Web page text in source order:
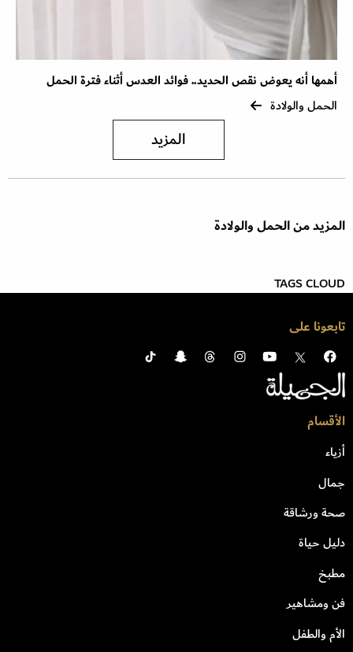
أهمها أنه يعوض نقص الحديد.. فوائد العدس أثناء فترة الحمل
الحمل والولادة
المزيد
المزيد من الحمل والولادة
TAGS CLOUD
تابعونا على
الأقسام
أزياء
جمال
صحة ورشاقة
دليل حياة
مطبخ
فن ومشاهير
الأم والطفل